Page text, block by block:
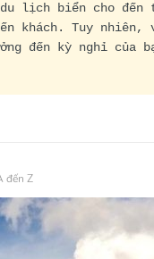
du lịch biển cho
khách. Tuy
đến kỳ nghỉ
đến Z